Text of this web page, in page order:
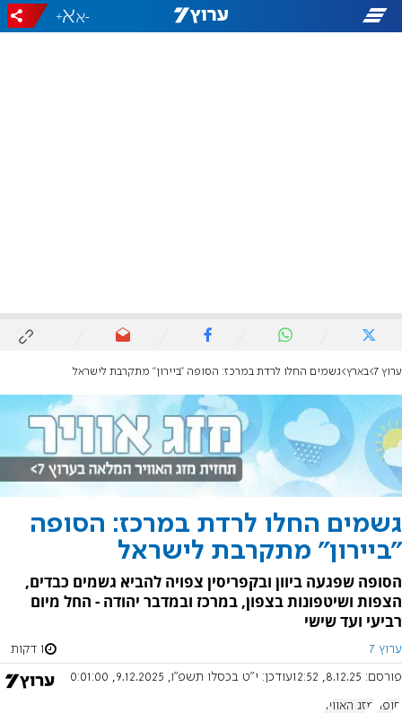
-
+
ערוץ 7 בארץ גשמים החלו לרדת במרכז: הסופה "ביירון" מתקרבת לישראל
גשמים החלו לרדת במרכז: הסופה
"ביירון" מתקרבת לישראל
הסופה שפגעה ביוון ובקפריסין צפויה להביא גשמים כבדים,
הצפות ושיטפונות בצפון, במרכז ובמדבר יהודה - החל מיום
רביעי ועד שישי
ערוץ 7 1 דקות
פורסם: 8.12.25, 12:52 עודכן: י"ט בכסלו תשפ"ו, 9.12.2025, 0:01:00
סופה מזג האוויר